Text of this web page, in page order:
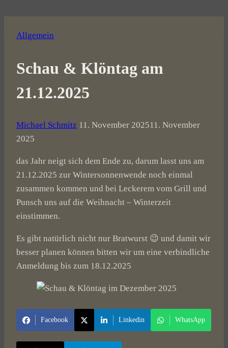
Allgemein
Schau & Klöntag am
21.12.2025
Michael Schmitz 11. November 202511. November
2025
das Jahr neigt sich dem Ende zu, darum lasst uns am
21.12.2025 zur Wintersonnenwende noch einmal
zusammen kommen und bei Leckerem vom Grill und
Punsch uns auf die Weihnacht – Winterzeit
einstimmen.
Es gibt natürlich nicht nur Bratwurst 😉 und damit wir
besser planen können bitten wir um eine verbindliche
Anmeldung bis zum 18.12.2025
Facebook Linkedin WhatsApp